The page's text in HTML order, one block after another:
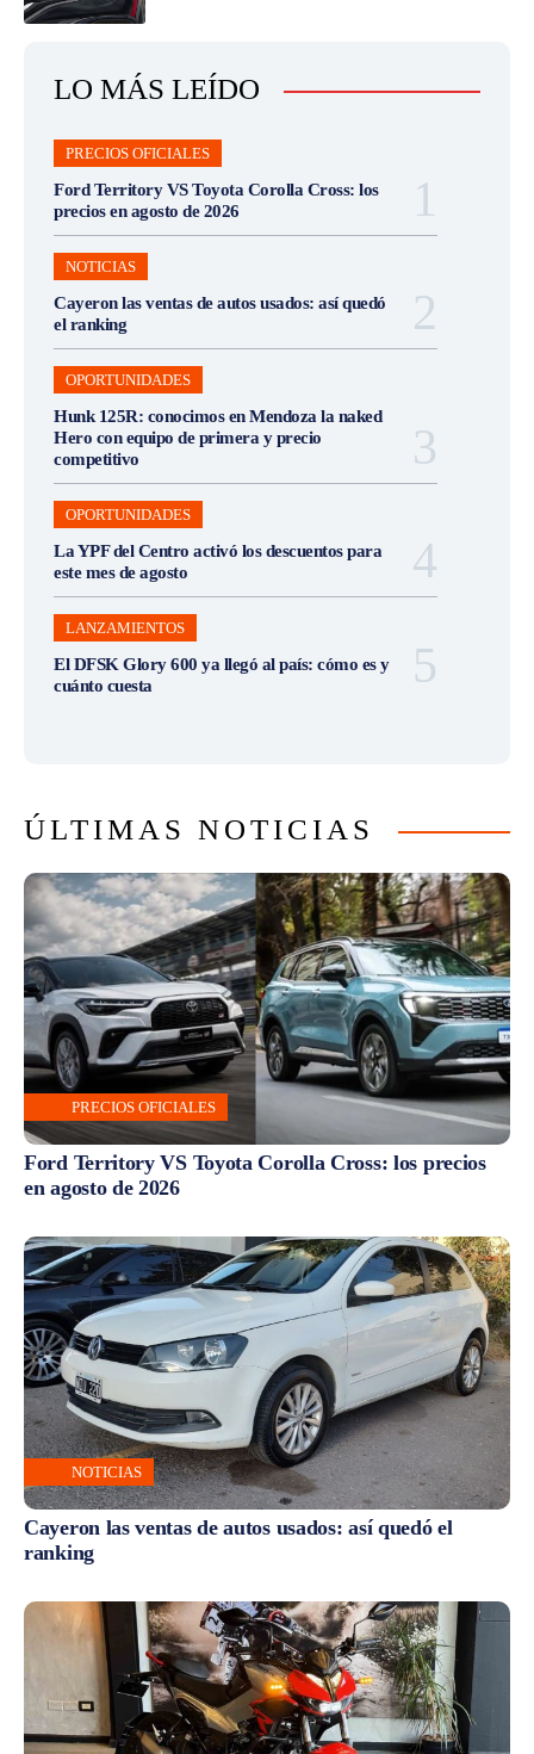
LO MÁS LEÍDO
PRECIOS OFICIALES
Ford Territory VS Toyota Corolla Cross: los
precios en agosto de 2026
NOTICIAS
Cayeron las ventas de autos usados: así quedó
el ranking
OPORTUNIDADES
Hunk 125R: conocimos en Mendoza la naked
Hero con equipo de primera y precio
competitivo
OPORTUNIDADES
La YPF del Centro activó los descuentos para
este mes de agosto
LANZAMIENTOS
El DFSK Glory 600 ya llegó al país: cómo es y
cuánto cuesta
ÚLTIMAS NOTICIAS
PRECIOS OFICIALES
Ford Territory VS Toyota Corolla Cross: los precios
en agosto de 2026
NOTICIAS
Cayeron las ventas de autos usados: así quedó el
ranking